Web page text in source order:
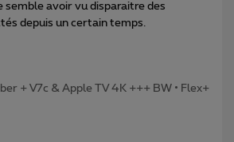
semble avoir vu disparaitre des
depuis un certain temps.
+ V7c & Apple TV 4K +++ BW • Flex+